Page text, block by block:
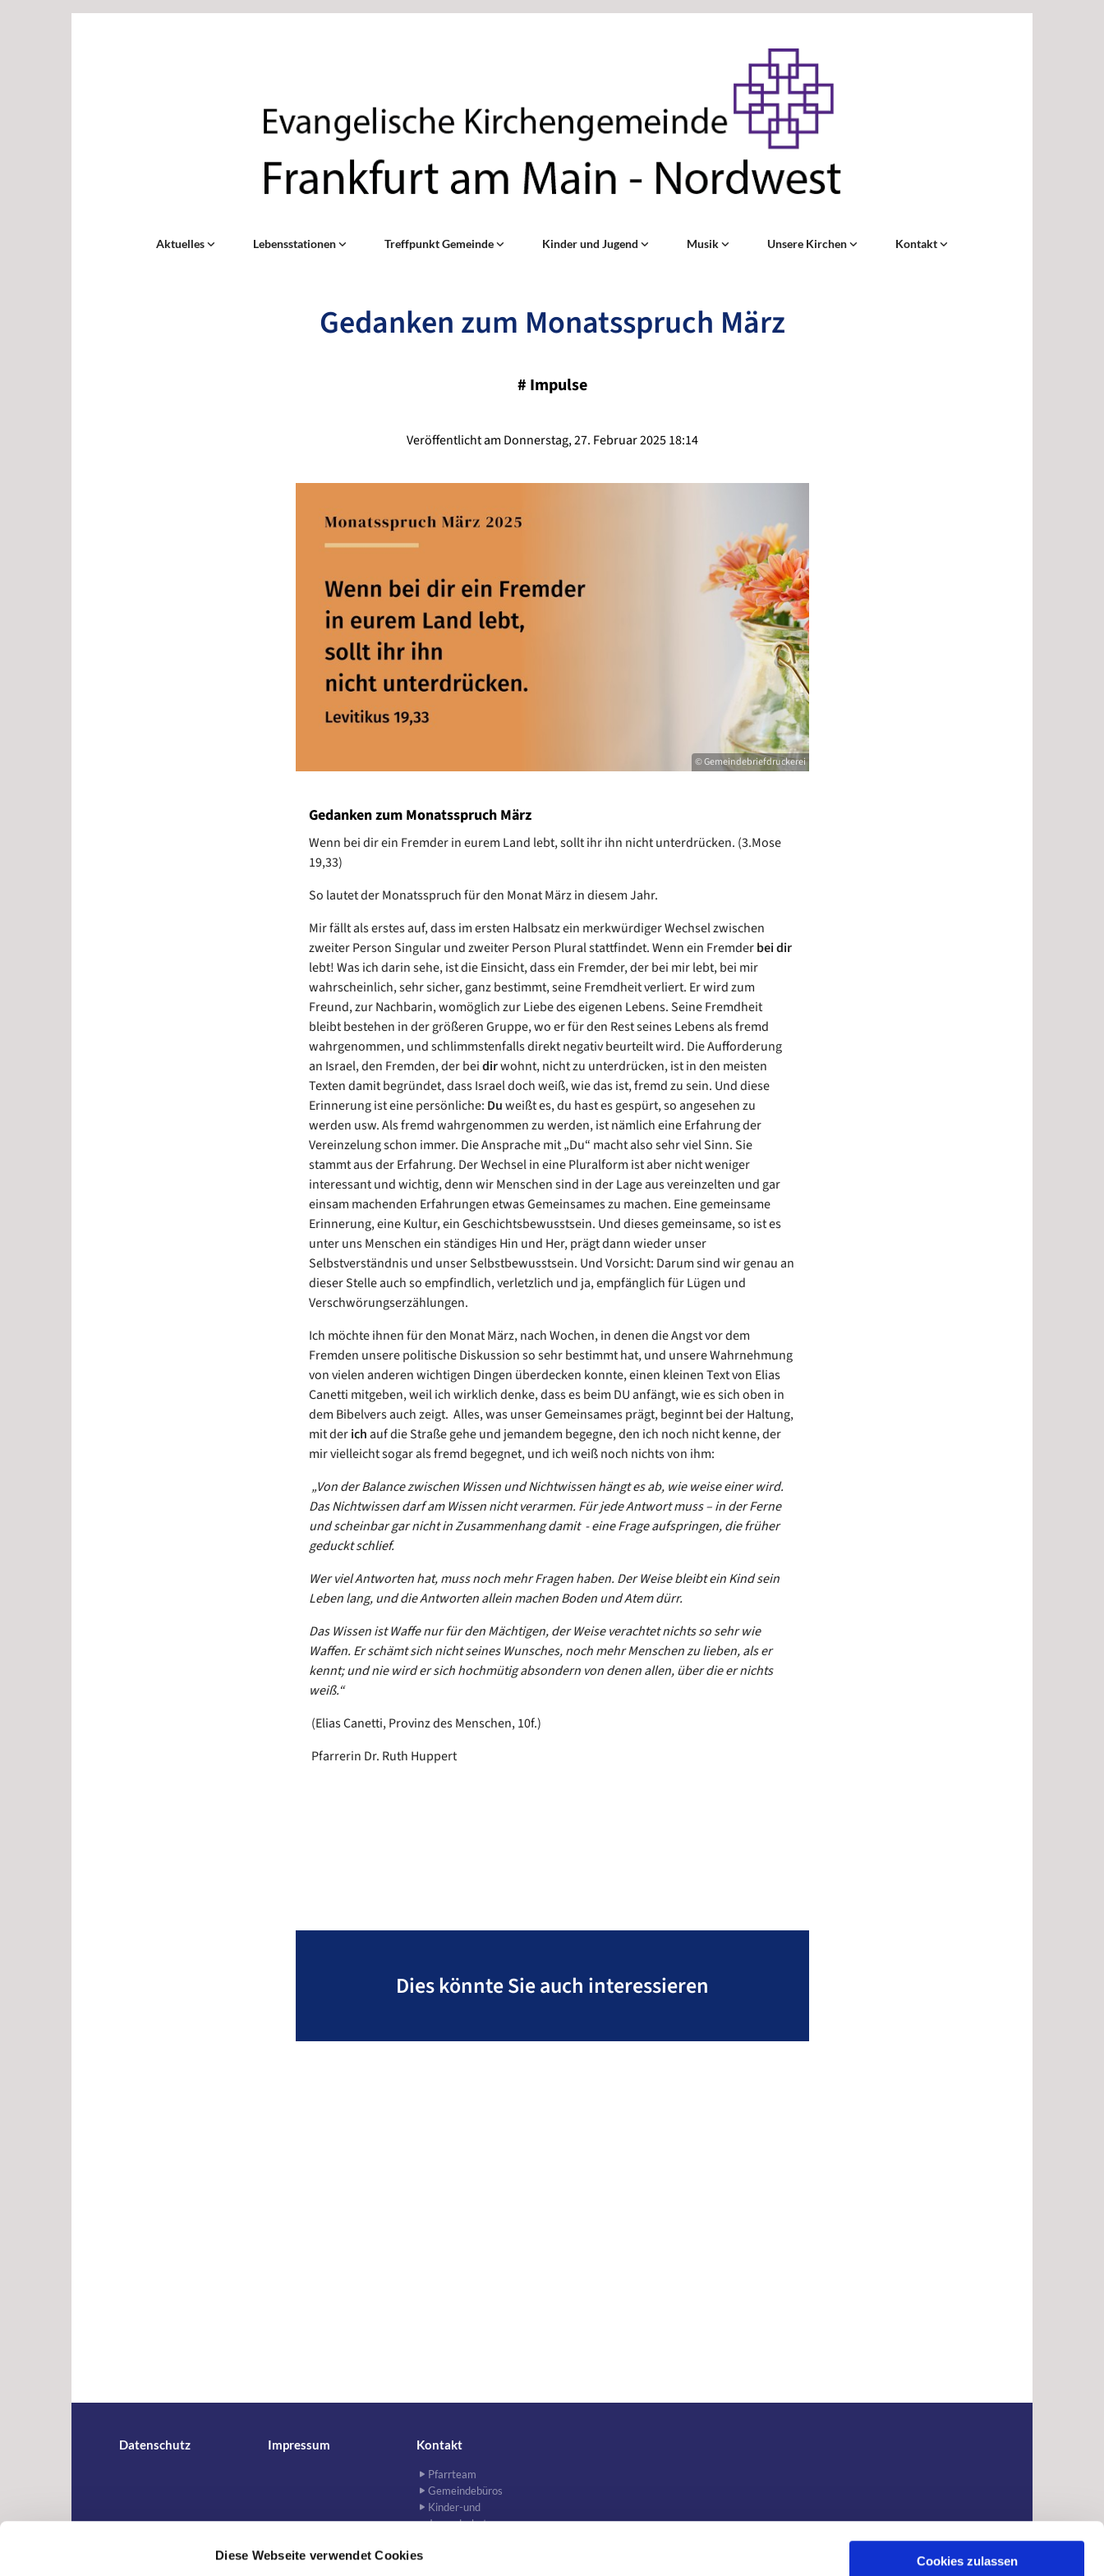
Diese Webseite verwendet Cookies
Cookies zulassen
Aktuelles Lebensstationen Treffpunkt Gemeinde Kinder und Jugend Musik Unsere Kirchen Kontakt
Gedanken zum Monatsspruch März
# Impulse
Veröffentlicht am Donnerstag, 27. Februar 2025 18:14
© Gemeindebriefdruckerei
Gedanken zum Monatsspruch März
Wenn bei dir ein Fremder in eurem Land lebt, sollt ihr ihn nicht unterdrücken. (3.Mose
19,33)
So lautet der Monatsspruch für den Monat März in diesem Jahr.
Mir fällt als erstes auf, dass im ersten Halbsatz ein merkwürdiger Wechsel zwischen
zweiter Person Singular und zweiter Person Plural stattfindet. Wenn ein Fremderbei dir
lebt! Was ich darin sehe, ist die Einsicht, dass ein Fremder, der bei mir lebt, bei mir
wahrscheinlich, sehr sicher, ganz bestimmt, seine Fremdheit verliert. Er wird zum
Freund, zur Nachbarin, womöglich zur Liebe des eigenen Lebens. Seine Fremdheit
bleibt bestehen in der größeren Gruppe, wo er für den Rest seines Lebens als fremd
wahrgenommen, und schlimmstenfalls direkt negativ beurteilt wird. Die Aufforderung
an Israel, den Fremden, der beidirwohnt, nicht zu unterdrücken, ist in den meisten
Texten damit begründet, dass Israel doch weiß, wie das ist, fremd zu sein. Und diese
Erinnerung ist eine persönliche: Duweißt es, du hast es gespürt, so angesehen zu
werden usw. Als fremd wahrgenommen zu werden, ist nämlich eine Erfahrung der
Vereinzelung schon immer. Die Ansprache mit „Du“ macht also sehr viel Sinn. Sie
stammt aus der Erfahrung. Der Wechsel in eine Pluralform ist aber nicht weniger
interessant und wichtig, denn wir Menschen sind in der Lage aus vereinzelten und gar
einsam machenden Erfahrungen etwas Gemeinsames zu machen. Eine gemeinsame
Erinnerung, eine Kultur, ein Geschichtsbewusstsein. Und dieses gemeinsame, so ist es
unter uns Menschen ein ständiges Hin und Her, prägt dann wieder unser
Selbstverständnis und unser Selbstbewusstsein. Und Vorsicht: Darum sind wir genau an
dieser Stelle auch so empfindlich, verletzlich und ja, empfänglich für Lügen und
Verschwörungserzählungen.
Ich möchte ihnen für den Monat März, nach Wochen, in denen die Angst vor dem
Fremden unsere politische Diskussion so sehr bestimmt hat, und unsere Wahrnehmung
von vielen anderen wichtigen Dingen überdecken konnte, einen kleinen Text von Elias
Canetti mitgeben, weil ich wirklich denke, dass es beim DU anfängt, wie es sich oben in
dem Bibelvers auch zeigt. Alles, was unser Gemeinsames prägt, beginnt bei der Haltung,
mit derichauf die Straße gehe und jemandem begegne, den ich noch nicht kenne, der
mir vielleicht sogar als fremd begegnet, und ich weiß noch nichts von ihm:
„Von der Balance zwischen Wissen und Nichtwissen hängt es ab, wie weise einer wird.
Das Nichtwissen darf am Wissen nicht verarmen. Für jede Antwort muss – in der Ferne
und scheinbar gar nicht in Zusammenhang damit - eine Frage aufspringen, die früher
geduckt schlief.
Wer viel Antworten hat, muss noch mehr Fragen haben. Der Weise bleibt ein Kind sein
Leben lang, und die Antworten allein machen Boden und Atem dürr.
Das Wissen ist Waffe nur für den Mächtigen, der Weise verachtet nichts so sehr wie
Waffen. Er schämt sich nicht seines Wunsches, noch mehr Menschen zu lieben, als er
kennt; und nie wird er sich hochmütig absondern von denen allen, über die er nichts
weiß.“
(Elias Canetti, Provinz des Menschen, 10f.)
Pfarrerin Dr. Ruth Huppert
Dies könnte Sie auch interessieren
Datenschutz Impressum Kontakt
Pfarrteam
Gemeindebüros
Kinder-und
Jugendschutz